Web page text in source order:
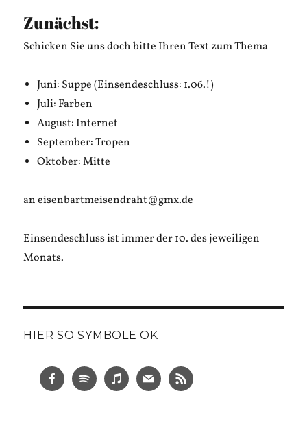
Zunächst:
Schicken Sie uns doch bitte Ihren Text zum Thema
Juni: Suppe (Einsendeschluss: 1.06.!)
Juli: Farben
August: Internet
September: Tropen
Oktober: Mitte
an eisenbartmeisendraht@gmx.de
Einsendeschluss ist immer der 10. des jeweiligen
Monats.
HIER SO SYMBOLE OK